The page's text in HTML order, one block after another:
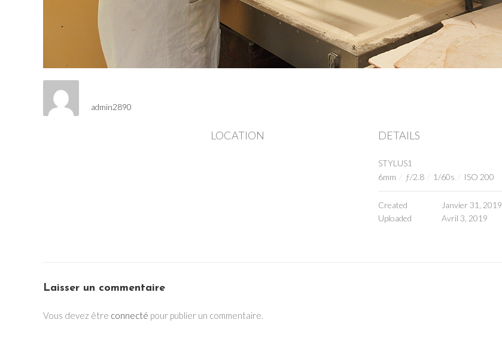
admin2890
LOCATION DETAILS
STYLUS1
6mm / ƒ/2.8 / 1/60s / ISO 200
Created
Janvier 31, 2019
Uploaded
Avril 3, 2019
Laisser un commentaire
Vous devez être connecté pour publier un commentaire.